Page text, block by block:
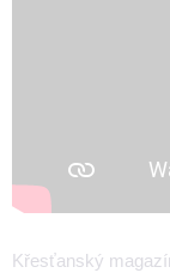
Křesťanský